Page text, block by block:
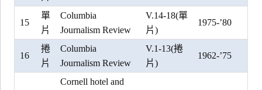
15
單
片
Columbia
Journalism Review
V.14-18(單
片)
1975-’80
16
捲
片
Columbia
Journalism Review
V.1-13(捲
片)
1962-’75
Cornell hotel and